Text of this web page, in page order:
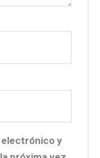
electrónico y